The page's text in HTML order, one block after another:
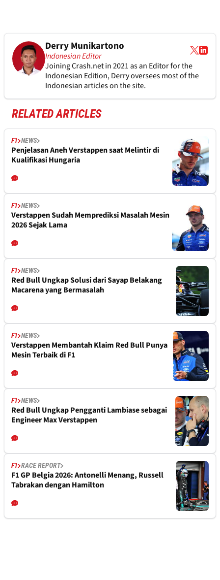
Derry Munikartono
Indonesian Editor
Joining Crash.net in 2021 as an Editor for the
Indonesian Edition, Derry oversees most of the
Indonesian articles on the site.
RELATED ARTICLES
F1 NEWS
Penjelasan Aneh Verstappen saat Melintir di
Kualifikasi Hungaria
F1 NEWS
Verstappen Sudah Memprediksi Masalah Mesin
2026 Sejak Lama
F1 NEWS
Red Bull Ungkap Solusi dari Sayap Belakang
Macarena yang Bermasalah
F1 NEWS
Verstappen Membantah Klaim Red Bull Punya
Mesin Terbaik di F1
F1 NEWS
Red Bull Ungkap Pengganti Lambiase sebagai
Engineer Max Verstappen
F1 RACE REPORT
F1 GP Belgia 2026: Antonelli Menang, Russell
Tabrakan dengan Hamilton